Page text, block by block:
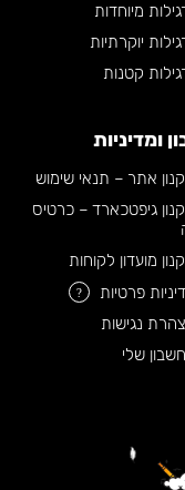
מיוחדות
יוקרתיות
קטנות
ומדיניות
אתר – תנאי שימוש
גיפטכארד – כרטיס
מועדון לקוחות
פרטיות
?
נגישות
שלי